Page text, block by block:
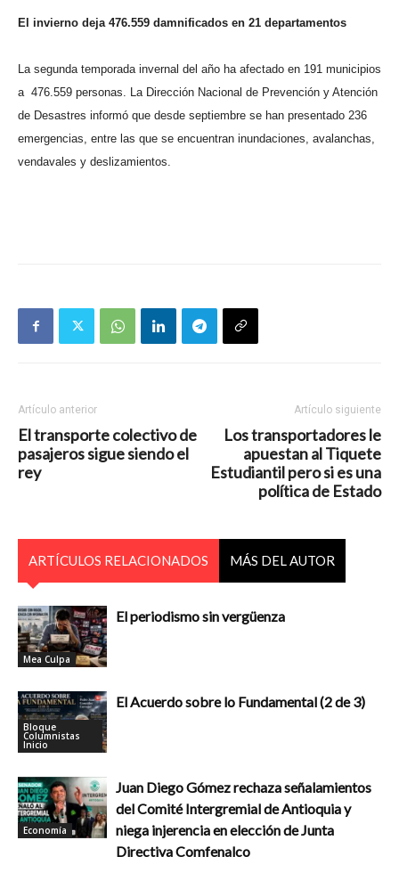
El invierno deja 476.559 damnificados en 21 departamentos
La segunda temporada invernal del año ha afectado en 191 municipios
a 476.559 personas. La Dirección Nacional de Prevención y Atención
de Desastres informó que desde septiembre se han presentado 236
emergencias, entre las que se encuentran inundaciones, avalanchas,
vendavales y deslizamientos.
Artículo anterior
El transporte colectivo de
pasajeros sigue siendo el
rey
Artículo siguiente
Los transportadores le
apuestan al Tiquete
Estudiantil pero si es una
política de Estado
ARTÍCULOS RELACIONADOS MÁS DEL AUTOR
Mea Culpa
El periodismo sin vergüenza
Bloque
Columnistas
Inicio
El Acuerdo sobre lo Fundamental (2 de 3)
Economía
Juan Diego Gómez rechaza señalamientos
del Comité Intergremial de Antioquia y
niega injerencia en elección de Junta
Directiva Comfenalco